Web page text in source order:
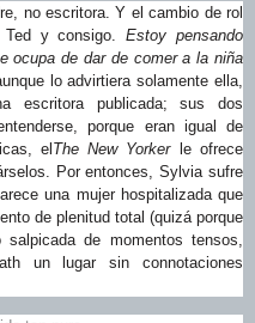
no escritora. Y el cambio de rol
Ted y consigo.Estoy pensando
ocupa de dar de comer a la niña
lo advirtiera solamente ella,
escritora publicada; sus dos
porque eran igual de
el The New Yorkerle ofrece
Por entonces, Sylvia sufre
una mujer hospitalizada que
de plenitud total (quizá porque
de momentos tensos,
un lugar sin connotaciones